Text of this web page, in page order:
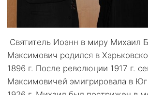
Святитель Иоанн в миру Михаил
Максимович родился в
1896 г. После революции 1917 г.
Максимовичей эмигрировала в